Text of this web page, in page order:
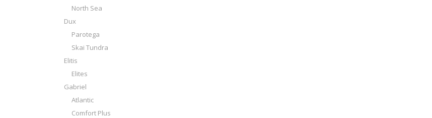
North Sea
Dux
Parotega
Skai Tundra
Elitis
Elites
Gabriel
Atlantic
Comfort Plus